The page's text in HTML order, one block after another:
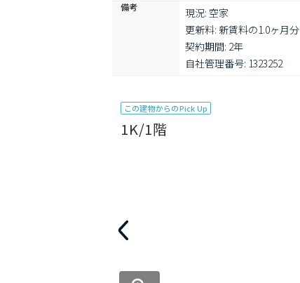
備考
現況: 空家
更新料: 新賃料の1.0ヶ月分
契約期間: 2年
自社管理番号: 1323252
この建物からのPick Up
1K/1階